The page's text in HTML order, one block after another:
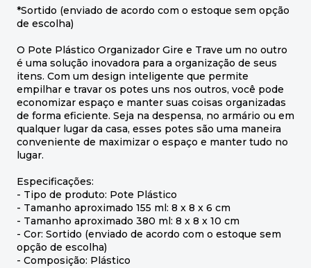
*Sortido (enviado de acordo com o estoque sem opção
de escolha)
O Pote Plástico Organizador Gire e Trave um no outro
é uma solução inovadora para a organização de seus
itens. Com um design inteligente que permite
empilhar e travar os potes uns nos outros, você pode
economizar espaço e manter suas coisas organizadas
de forma eficiente. Seja na despensa, no armário ou em
qualquer lugar da casa, esses potes são uma maneira
conveniente de maximizar o espaço e manter tudo no
lugar.
Especificações:
- Tipo de produto: Pote Plástico
- Tamanho aproximado 155 ml: 8 x 8 x 6 cm
- Tamanho aproximado 380 ml: 8 x 8 x 10 cm
- Cor: Sortido (enviado de acordo com o estoque sem
opção de escolha)
- Composição: Plástico